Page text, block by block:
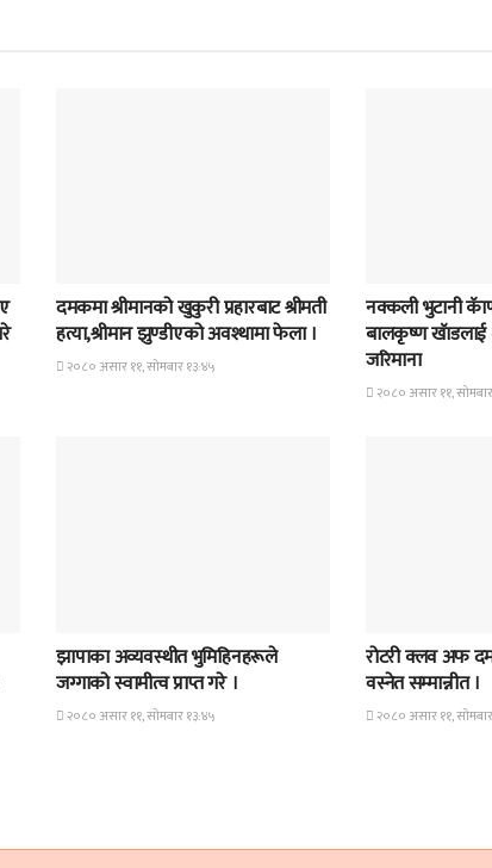
दमकमा श्रीमानको खुकुरी प्रहारबाट श्रीमती
हत्या,श्रीमान झुण्डीएको अवश्थामा फेला ।
२०८० असार ११, सोमबार १३:४५
नक्कली भुटानी
बालकृष्ण खॅाडलाई
जरिमाना
२०८० असार ११,
झापाका अव्यवस्थीत भुमिहिनहरूले
जग्गाको स्वामीत्व प्राप्त गरे ।
२०८० असार ११, सोमबार १३:४५
रोटरी क्लव अफ
वस्नेत सम्मान्नीत ।
२०८० असार ११,